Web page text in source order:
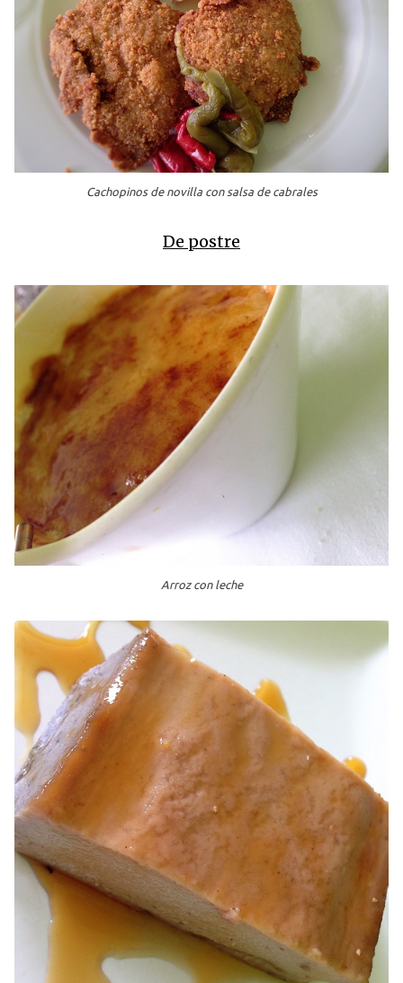
Cachopinos de novilla con salsa de cabrales
De postre
Arroz con leche